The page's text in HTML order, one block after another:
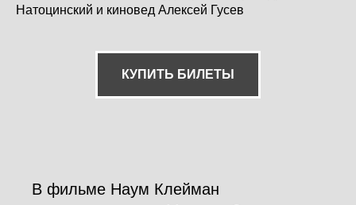
Натоцинский и киновед Алексей Гусев
КУПИТЬ БИЛЕТЫ
В фильме Наум Клейман